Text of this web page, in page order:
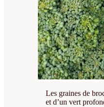
Les graines de
et d’un vert